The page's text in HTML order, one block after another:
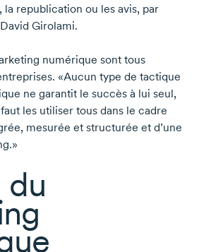
republication ou les avis, par
David Girolami.
numérique sont tous
«Aucun type de tactique
ne garantit le succès à lui seul,
les utiliser tous dans le cadre
mesurée et structurée et d’une
du